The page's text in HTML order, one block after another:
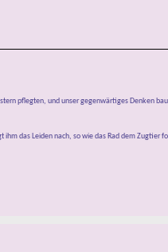
pflegten, und unser gegenwärtiges Denken
das Leiden nach, so wie das Rad dem Zugtier